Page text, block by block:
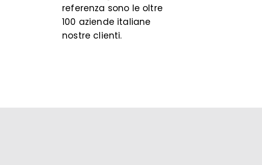
referenza sono le oltre
100 aziende italiane
nostre clienti.